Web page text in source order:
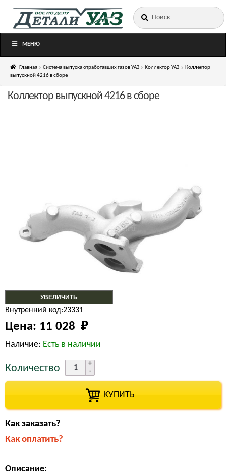
Перейти
Перейти
Искать:
МЕНЮ
Главная Система выпуска отработавших газов УАЗ Коллектор УАЗ
Коллектор
выпускной 4216 в сборе
УВЕЛИЧИТЬ
Коллектор выпускной 4216 в сборе
Внутренний код:23331
Цена: 11 028 ₽
Наличие: Есть в наличии
Количество
КУПИТЬ
Как заказать?
Как оплатить?
Описание: